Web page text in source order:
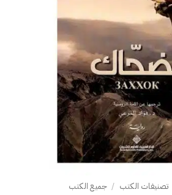
تصنيفات الكتب / جميع الكتب